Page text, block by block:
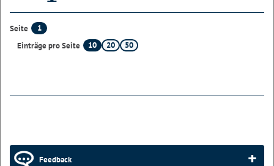
Seite
1
Einträge pro Seite
10 20 50
Feedback